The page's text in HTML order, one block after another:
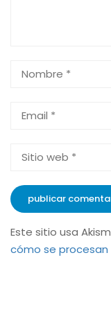
Este sitio usa
cómo se